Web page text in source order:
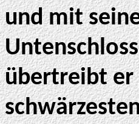
und mit
übertreibt er